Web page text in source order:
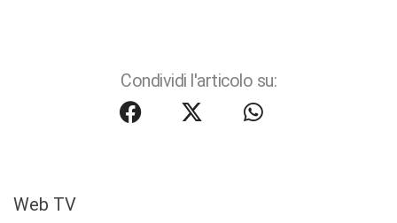
Condividi l'articolo su:
Web TV